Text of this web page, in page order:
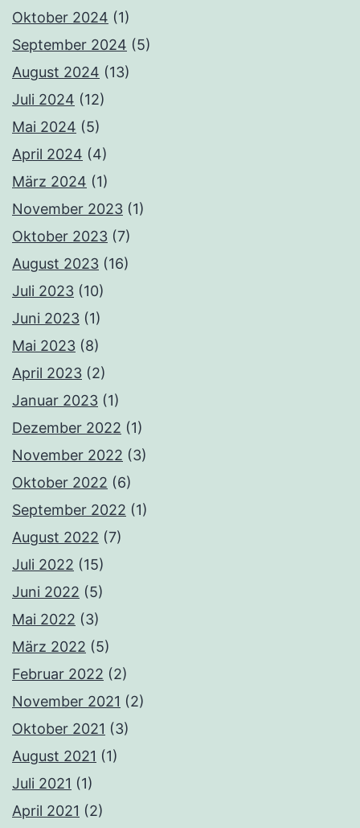
Oktober 2024 (1)
September 2024 (5)
August 2024 (13)
Juli 2024 (12)
Mai 2024 (5)
April 2024 (4)
März 2024 (1)
November 2023 (1)
Oktober 2023 (7)
August 2023 (16)
Juli 2023 (10)
Juni 2023 (1)
Mai 2023 (8)
April 2023 (2)
Januar 2023 (1)
Dezember 2022 (1)
November 2022 (3)
Oktober 2022 (6)
September 2022 (1)
August 2022 (7)
Juli 2022 (15)
Juni 2022 (5)
Mai 2022 (3)
März 2022 (5)
Februar 2022 (2)
November 2021 (2)
Oktober 2021 (3)
August 2021 (1)
Juli 2021 (1)
April 2021 (2)